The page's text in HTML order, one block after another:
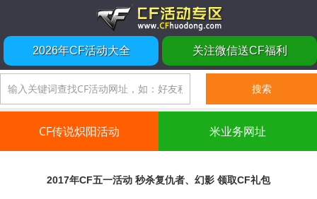
2026年CF活动大全 关注微信送CF福利
CF传说炽阳活动 米业务网址
2017年CF五一活动 秒杀复仇者、幻影 领取CF礼包